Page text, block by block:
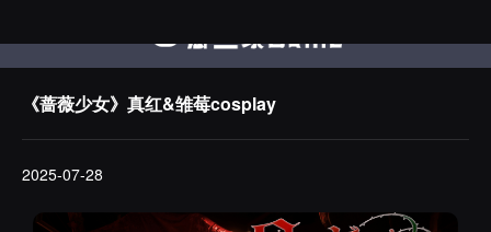
《蔷薇少女》真红&雏莓cosplay
2025-07-28